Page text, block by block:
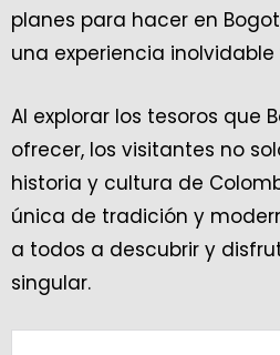
planes para hacer en
una experiencia
Al explorar los tesoros que
ofrecer, los visitantes no
historia y cultura de
única de tradición y
a todos a descubrir y
singular.